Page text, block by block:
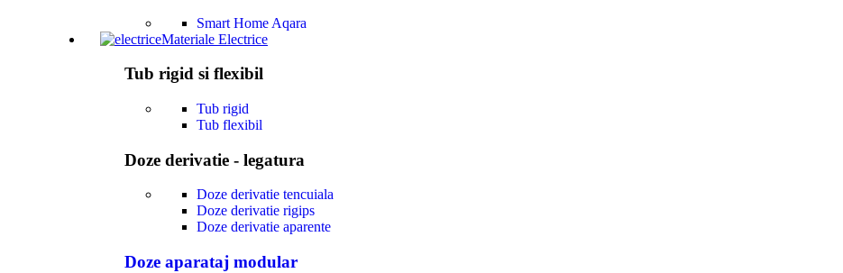
Smart Home Aqara
Materiale Electrice
Tub rigid si flexibil
Tub rigid
Tub flexibil
Doze derivatie - legatura
Doze derivatie tencuiala
Doze derivatie rigips
Doze derivatie aparente
Doze aparataj modular